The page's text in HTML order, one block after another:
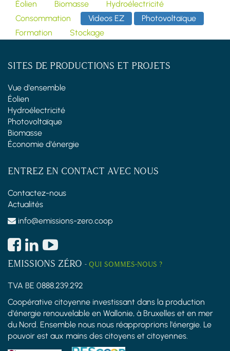
Éolien
Biomasse
Hydroélectricité
Consommation
Videos EZ
Photovoltaïque
Formation
Stockage
SITES DE PRODUCTIONS ET PROJETS
Vue d'ensemble
Éolien
Hydroélectricité
Photovoltaïque
Biomasse
Économie d'énergie
ENTREZ EN CONTACT AVEC NOUS
Contactez-nous
Actualités
info@emissions-zero.coop
EMISSIONS ZÉRO - QUI SOMMES-NOUS ?
TVA BE 0888.239.292
Coopérative citoyenne investissant dans la production
d'énergie renouvelable en Wallonie, à Bruxelles et en mer
du Nord. Ensemble nous nous réapproprions l'énergie. Le
pouvoir est aux mains des citoyens et citoyennes.